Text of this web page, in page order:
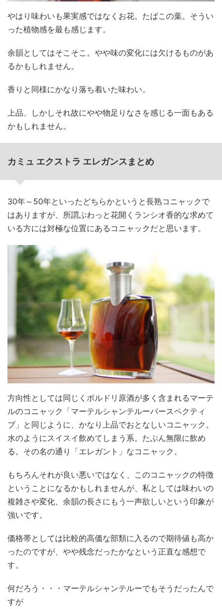
やはり味わいも果実感ではなくお花。たばこの葉。そうい
った植物感を最も感じます。
余韻としてはそこそこ。やや味の変化には欠けるものがあ
るかもしれません。
香りと同様にかなり落ち着いた味わい。
上品、しかしそれ故にやや物足りなさを感じる一面もある
かもしれません。
カミュ エクストラ エレガンスまとめ
30年～50年といったどちらかというと長熟コニャックで
はありますが、所謂ぶわっと花開くランシオ香的な求めて
いる方には対極な位置にあるコニャックだと思います。
方向性としては同じくボルドリ原酒が多く含まれるマーテ
ルのコニャック「マーテルシャンテルーパースペクティ
ブ」と同じように、かなり上品でおとなしいコニャック。
水のようにスイスイ飲めてしまう系。たぶん無限に飲め
る。その名の通り「エレガント」なコニャック。
もちろんそれが良い悪いではなく、このコニャックの特徴
ということになるかもしれませんが、私としては味わいの
複雑さや変化、余韻の長さにもう一声欲しいという印象が
強いです。
価格帯としては比較的高価な部類に入るので期待値も高か
ったのですが、やや残念だったかなという正直な感想で
す。
何だろう・・・マーテルシャンテルーでもそうだったんで
すが